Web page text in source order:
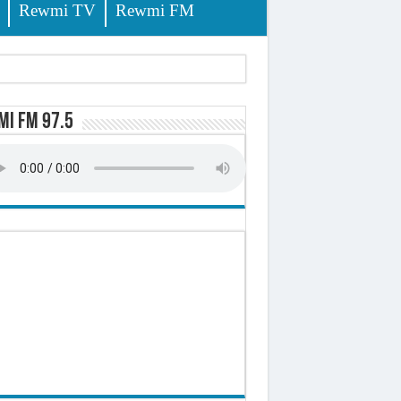
Rewmi TV Rewmi FM
(officiel)
FM 97.5